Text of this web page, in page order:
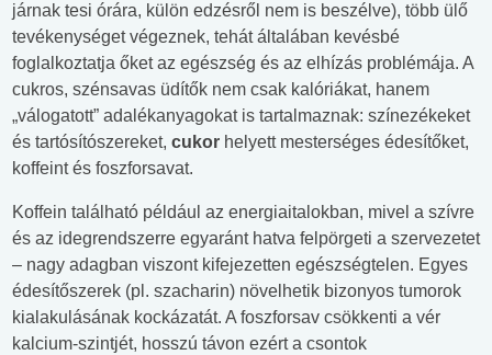
járnak tesi órára, külön edzésről nem is beszélve), több ülő
tevékenységet végeznek, tehát általában kevésbé
foglalkoztatja őket az egészség és az elhízás problémája. A
cukros, szénsavas üdítők nem csak kalóriákat, hanem
„válogatott” adalékanyagokat is tartalmaznak: színezékeket
és tartósítószereket, cukor helyett mesterséges édesítőket,
koffeint és foszforsavat.
Koffein található például az energiaitalokban, mivel a szívre
és az idegrendszerre egyaránt hatva felpörgeti a szervezetet
– nagy adagban viszont kifejezetten egészségtelen. Egyes
édesítőszerek (pl. szacharin) növelhetik bizonyos tumorok
kialakulásának kockázatát. A foszforsav csökkenti a vér
kalcium-szintjét, hosszú távon ezért a csontok